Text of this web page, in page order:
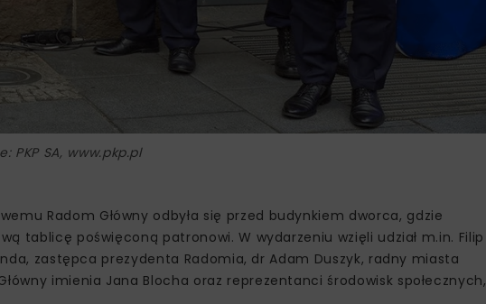
PKP SA, www.pkp.pl
Radom Główny odbyła się przed budynkiem dworca, gdzie
tablicę poświęconą patronowi. W wydarzeniu wzięli udział m.in. Filip
zastępca prezydenta Radomia, dr Adam Duszyk, radny miasta
imienia Jana Blocha oraz reprezentanci środowisk społecznych,